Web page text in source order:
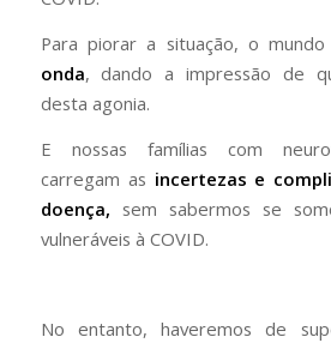
Para piorar a situação, o mundo
onda, dando a impressão de
desta agonia.
E nossas famílias com
carregam as incertezas e
doença, sem sabermos se
vulneráveis à COVID.
No entanto, haveremos de